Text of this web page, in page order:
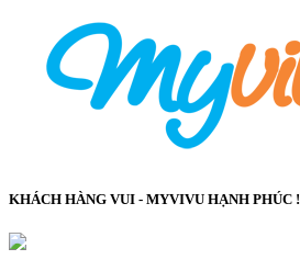
KHÁCH HÀNG VUI - MYVIVU HẠNH PHÚC !